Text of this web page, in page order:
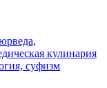
кулинария
суфизм